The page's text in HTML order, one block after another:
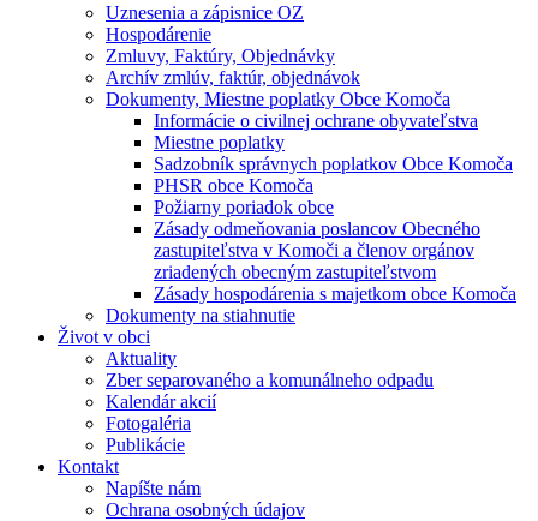
Uznesenia a zápisnice OZ
Hospodárenie
Zmluvy, Faktúry, Objednávky
Archív zmlúv, faktúr, objednávok
Dokumenty, Miestne poplatky Obce Komoča
Informácie o civilnej ochrane obyvateľstva
Miestne poplatky
Sadzobník správnych poplatkov Obce Komoča
PHSR obce Komoča
Požiarny poriadok obce
Zásady odmeňovania poslancov Obecného
zastupiteľstva v Komoči a členov orgánov
zriadených obecným zastupiteľstvom
Zásady hospodárenia s majetkom obce Komoča
Dokumenty na stiahnutie
Život v obci
Aktuality
Zber separovaného a komunálneho odpadu
Kalendár akcií
Fotogaléria
Publikácie
Kontakt
Napíšte nám
Ochrana osobných údajov